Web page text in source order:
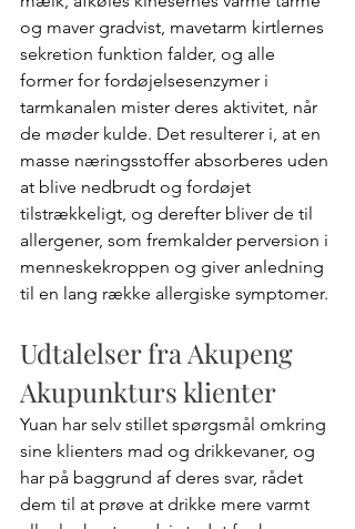
og maver gradvist, mavetarm kirtlernes
sekretion funktion falder, og alle
former for fordøjelsesenzymer i
tarmkanalen mister deres aktivitet, når
de møder kulde. Det resulterer i, at en
masse næringsstoffer absorberes uden
at blive nedbrudt og fordøjet
tilstrækkeligt, og derefter bliver de til
allergener, som fremkalder perversion i
menneskekroppen og giver anledning
til en lang række allergiske symptomer.
Udtalelser fra Akupeng
Akupunkturs klienter
Yuan har selv stillet spørgsmål omkring
sine klienters mad og drikkevaner, og
har på baggrund af deres svar, rådet
dem til at prøve at drikke mere varmt